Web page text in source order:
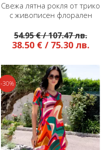
Свежа лятна рокля от трико
с живописен флорален
54.95 € / 107.47 лв.
38.50 € / 75.30 лв.
-30%